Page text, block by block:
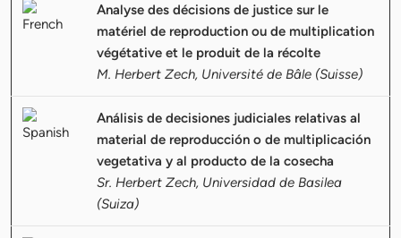
Analyse des décisions de justice sur le
matériel de reproduction ou de multiplication
végétative et le produit de la récolte
M. Herbert Zech, Université de Bâle (Suisse)
Análisis de decisiones judiciales relativas al
material de reproducción o de multiplicación
vegetativa y al producto de la cosecha
Sr. Herbert Zech, Universidad de Basilea
(Suiza)